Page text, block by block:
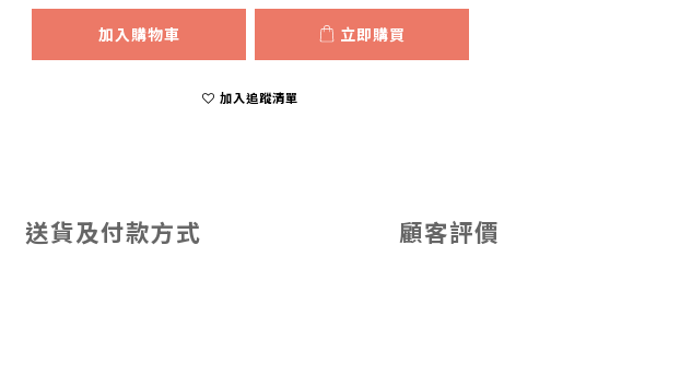
加入購物車 立即購買
加入追蹤清單
送貨及付款方式 顧客評價